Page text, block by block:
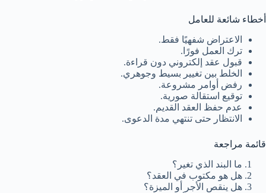
أخطاء شائعة للعامل
الاعتراض شفهيًا فقط.
ترك العمل فورًا.
قبول عقد إلكتروني دون قراءة.
الخلط بين تغيير بسيط وجوهري.
رفض أوامر مشروعة.
توقيع استقالة صورية.
عدم حفظ العقد القديم.
الانتظار حتى تنتهي مدة الدعوى.
قائمة مراجعة
ما البند الذي تغير؟
هل هو مكتوب في العقد؟
هل ينقص الأجر أو الميزة؟